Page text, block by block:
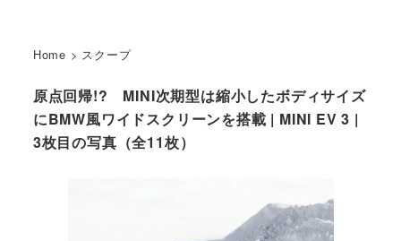
Home > スクープ
原点回帰!? MINI次期型は縮小したボディサイズ
にBMW風ワイドスクリーンを搭載 | MINI EV 3 |
3枚目の写真（全11枚）